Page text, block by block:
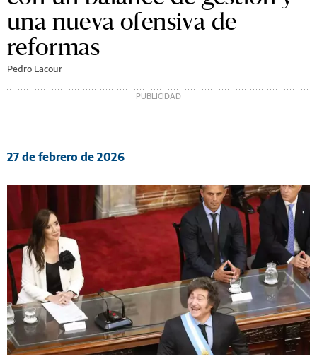
una nueva ofensiva de
reformas
Pedro Lacour
27 de febrero de 2026